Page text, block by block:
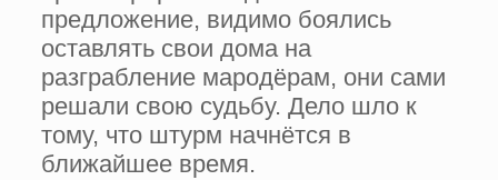
предложение, видимо боялись
оставлять свои дома на
разграбление мародёрам, они сами
решали свою судьбу. Дело шло к
тому, что штурм начнётся в
ближайшее время.